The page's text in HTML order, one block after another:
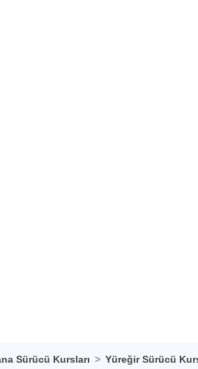
Sürücü Kursları Yüreğir Sürücü